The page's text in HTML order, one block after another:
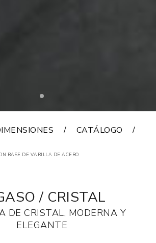
CATÁLOGO
BASE DE VARILLA DE ACERO
/ CRISTAL
DE CRISTAL, MODERNA Y
ELEGANTE